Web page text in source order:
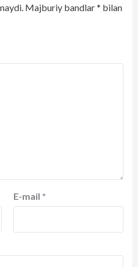
Majburiy bandlar* bilan
E-mail *